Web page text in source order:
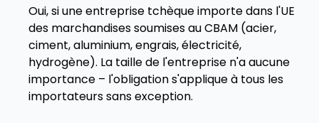
Oui, si une entreprise tchèque importe dans l'UE
des marchandises soumises au CBAM (acier,
ciment, aluminium, engrais, électricité,
hydrogène). La taille de l'entreprise n'a aucune
importance – l'obligation s'applique à tous les
importateurs sans exception.